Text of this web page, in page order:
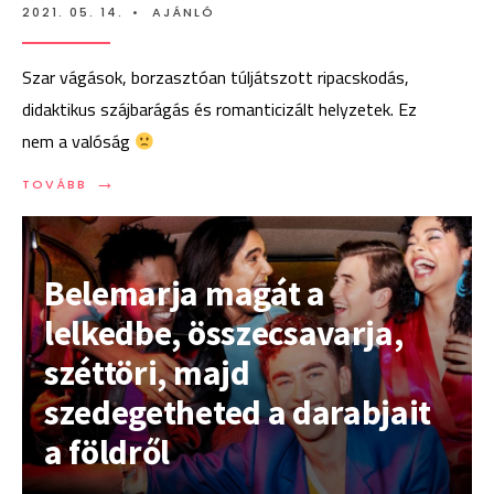
2021. 05. 14. • AJÁNLÓ
Szar vágások, borzasztóan túljátszott ripacskodás,
didaktikus szájbarágás és romanticizált helyzetek. Ez
nem a valóság
TOVÁBB →
TOVÁBB:
EDDIG
KICSIT
CSALÓDÁS
A
POSE
S3
Belemarja magát a
lelkedbe, összecsavarja,
széttöri, majd
szedegetheted a darabjait
a földről